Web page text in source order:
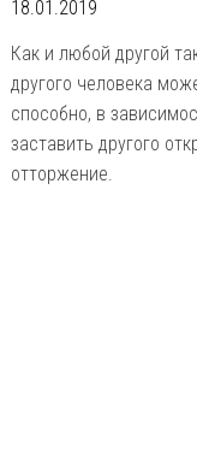
18.01.2019
Как и любой другой
другого человека
способно, в
заставить другого
отторжение.